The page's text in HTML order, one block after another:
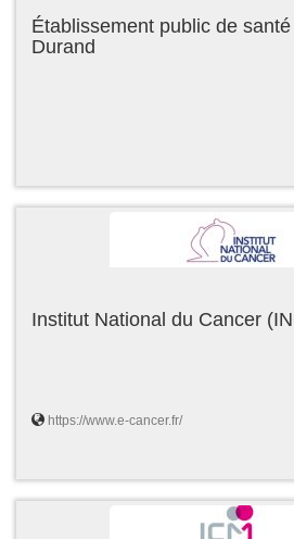
Établissement public de
Durand
Institut National du Cancer
https://www.e-cancer.fr/